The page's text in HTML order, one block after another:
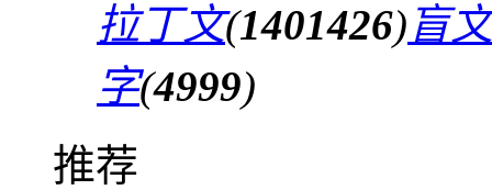
拉丁文(1401426)盲文
字(4999)
推荐